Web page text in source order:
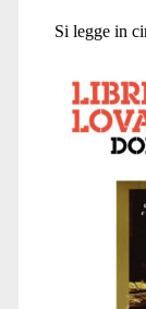
Si legge in